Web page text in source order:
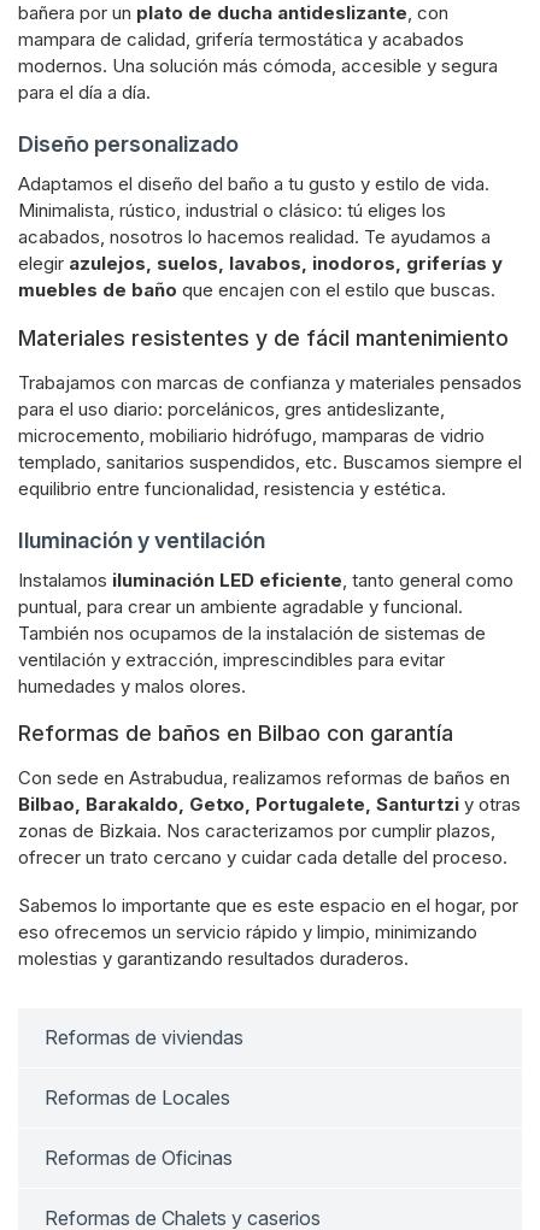
bañera por un plato de ducha antideslizante, con
mampara de calidad, grifería termostática y acabados
modernos. Una solución más cómoda, accesible y segura
para el día a día.
Diseño personalizado
Adaptamos el diseño del baño a tu gusto y estilo de vida.
Minimalista, rústico, industrial o clásico: tú eliges los
acabados, nosotros lo hacemos realidad. Te ayudamos a
elegir azulejos, suelos, lavabos, inodoros, griferías y
muebles de baño que encajen con el estilo que buscas.
Materiales resistentes y de fácil mantenimiento
Trabajamos con marcas de confianza y materiales pensados
para el uso diario: porcelánicos, gres antideslizante,
microcemento, mobiliario hidrófugo, mamparas de vidrio
templado, sanitarios suspendidos, etc. Buscamos siempre el
equilibrio entre funcionalidad, resistencia y estética.
Iluminación y ventilación
Instalamos iluminación LED eficiente , tanto general como
puntual, para crear un ambiente agradable y funcional.
También nos ocupamos de la instalación de sistemas de
ventilación y extracción, imprescindibles para evitar
humedades y malos olores.
Reformas de baños en Bilbao con garantía
Con sede en Astrabudua, realizamos reformas de baños en
Bilbao, Barakaldo, Getxo, Portugalete, Santurtzi y otras
zonas de Bizkaia. Nos caracterizamos por cumplir plazos,
ofrecer un trato cercano y cuidar cada detalle del proceso.
Sabemos lo importante que es este espacio en el hogar, por
eso ofrecemos un servicio rápido y limpio, minimizando
molestias y garantizando resultados duraderos.
Reformas de viviendas
Reformas de Locales
Reformas de Oficinas
Reformas de Chalets y caserios